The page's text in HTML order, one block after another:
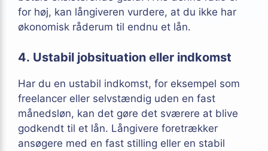
for høj, kan långiveren vurdere, at du ikke har
økonomisk råderum til endnu et lån.
4. Ustabil jobsituation eller indkomst
Har du en ustabil indkomst, for eksempel som
freelancer eller selvstændig uden en fast
månedsløn, kan det gøre det sværere at blive
godkendt til et lån. Långivere foretrækker
ansøgere med en fast stilling eller en stabil